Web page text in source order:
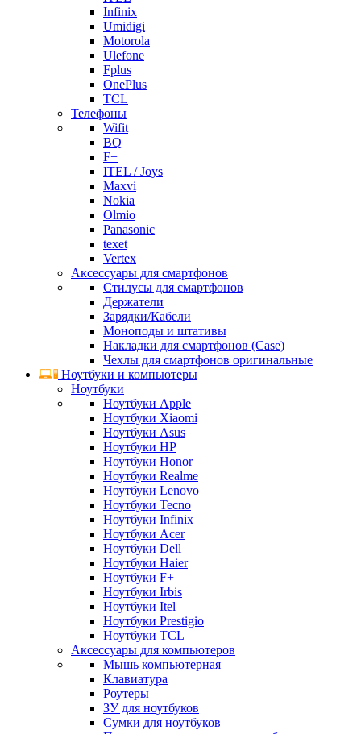
Infinix
Umidigi
Motorola
Ulefone
Fplus
OnePlus
TCL
Телефоны
Wifit
BQ
F+
ITEL / Joys
Maxvi
Nokia
Olmio
Panasonic
texet
Vertex
Аксессуары для смартфонов
Стилусы для смартфонов
Держатели
Зарядки/Кабели
Моноподы и штативы
Накладки для смартфонов (Case)
Чехлы для смартфонов оригинальные
Ноутбуки и компьютеры
Ноутбуки
Ноутбуки Apple
Ноутбуки Xiaomi
Ноутбуки Asus
Ноутбуки HP
Ноутбуки Honor
Ноутбуки Realme
Ноутбуки Lenovo
Ноутбуки Tecno
Ноутбуки Infinix
Ноутбуки Acer
Ноутбуки Dell
Ноутбуки Haier
Ноутбуки F+
Ноутбуки Irbis
Ноутбуки Itel
Ноутбуки Prestigio
Ноутбуки TCL
Аксессуары для компьютеров
Мышь компьютерная
Клавиатура
Роутеры
ЗУ для ноутбуков
Сумки для ноутбуков